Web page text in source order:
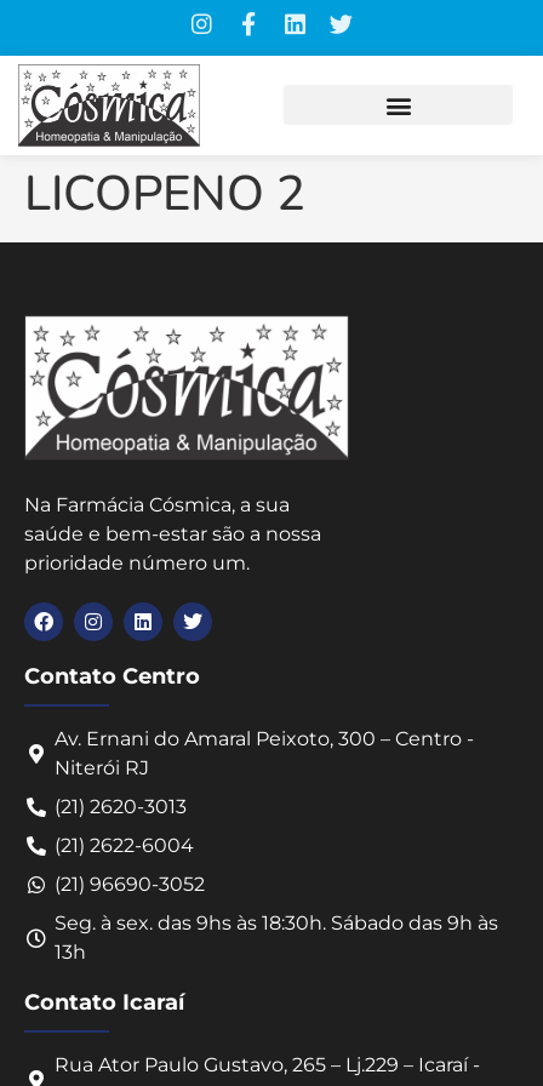
LICOPENO 2
Na Farmácia Cósmica, a sua
saúde e bem-estar são a nossa
prioridade número um.
Contato Centro
Av. Ernani do Amaral Peixoto, 300 – Centro -
Niterói RJ
(21) 2620-3013
(21) 2622-6004
(21) 96690-3052
Seg. à sex. das 9hs às 18:30h. Sábado das 9h às
13h
Contato Icaraí
Rua Ator Paulo Gustavo, 265 – Lj.229 – Icaraí -